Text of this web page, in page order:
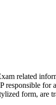
related
for
form, are